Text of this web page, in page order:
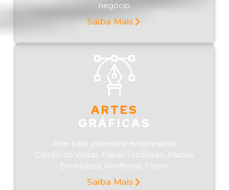
negócio.
Saiba Mais
ARTES
GRÁFICAS
Arte para papelaria empresarial:
Cartão de Visitas, Papel Timbrado, Pastas,
Envelopes, Panfletos, Flyers.
Saiba Mais